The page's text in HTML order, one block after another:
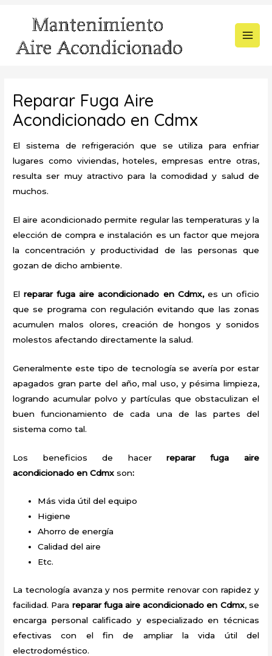
contenido
Reparar Fuga Aire
Acondicionado en Cdmx
El sistema de refrigeración que se utiliza para enfriar
lugares como viviendas, hoteles, empresas entre otras,
resulta ser muy atractivo para la comodidad y salud de
muchos.
El aire acondicionado permite regular las temperaturas y la
elección de compra e instalación es un factor que mejora
la concentración y productividad de las personas que
gozan de dicho ambiente.
Elreparar fuga aire acondicionado en Cdmx,es un oficio
que se programa con regulación evitando que las zonas
acumulen malos olores, creación de hongos y sonidos
molestos afectando directamente la salud.
Generalmente este tipo de tecnología se avería por estar
apagados gran parte del año, mal uso, y pésima limpieza,
logrando acumular polvo y partículas que obstaculizan el
buen funcionamiento de cada una de las partes del
sistema como tal.
Los beneficios de hacer reparar fuga aire
acondicionado en Cdmxson:
Más vida útil del equipo
Higiene
Ahorro de energía
Calidad del aire
Etc.
La tecnología avanza y nos permite renovar con rapidez y
facilidad. Para reparar fuga aire acondicionado en Cdmx, se
encarga personal calificado y especializado en técnicas
efectivas con el fin de ampliar la vida útil del
electrodoméstico.